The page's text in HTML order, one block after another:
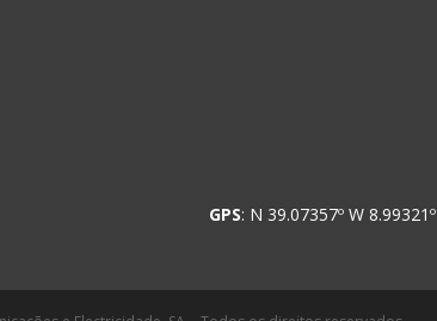
GPS: N 39.07357º W 8.99321º